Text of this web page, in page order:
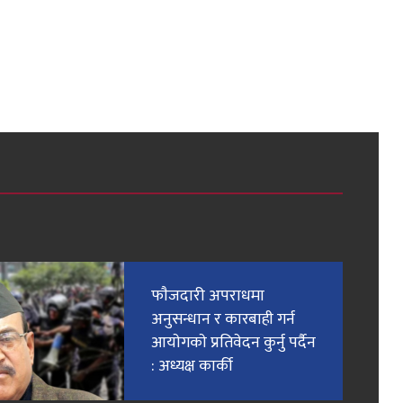
फाैजदारी अपराधमा
अनुसन्धान र कारबाही गर्न
आयाेगकाे प्रतिवेदन कुर्नु पर्दैन
: अध्यक्ष कार्की